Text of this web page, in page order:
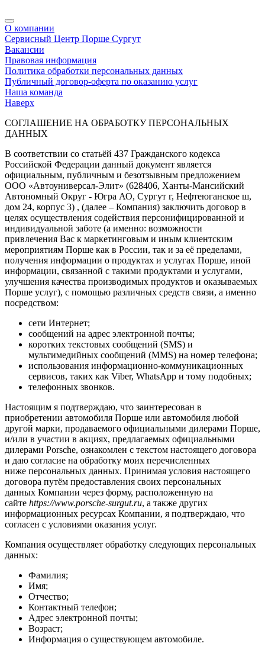
О компании
Сервисный Центр Порше Сургут
Вакансии
Правовая информация
Политика обработки персональных данных
Публичный договор-оферта по оказанию услуг
Наша команда
Наверх
СОГЛАШЕНИЕ НА ОБРАБОТКУ ПЕРСОНАЛЬНЫХ
ДАННЫХ
В соответствии со статьёй 437 Гражданского кодекса
Российской Федерации данный документ является
официальным, публичным и безотзывным предложением
ООО «Автоуниверсал-Элит» (628406, Ханты-Мансийский
Автономный Округ - Югра АО, Сургут г, Нефтеюганское ш,
дом 24, корпус 3) , (далее – Компания) заключить договор в
целях осуществления содействия персонифицированной и
индивидуальной заботе (а именно: возможности
привлечения Вас к маркетинговым и иным клиентским
мероприятиям Порше как в России, так и за её пределами,
получения информации о продуктах и услугах Порше, иной
информации, связанной с такими продуктами и услугами,
улучшения качества производимых продуктов и оказываемых
Порше услуг), с помощью различных средств связи, а именно
посредством:
сети Интернет;
сообщений на адрес электронной почты;
коротких текстовых сообщений (SMS) и
мультимедийных сообщений (MMS) на номер телефона;
использования информационно-коммуникационных
сервисов, таких как Viber, WhatsApp и тому подобных;
телефонных звонков.
Настоящим я подтверждаю, что заинтересован в
приобретении автомобиля Порше или автомобиля любой
другой марки, продаваемого официальными дилерами Порше,
и/или в участии в акциях, предлагаемых официальными
дилерами Porsche, ознакомлен с текстом настоящего договора
и даю согласие на обработку моих перечисленных
ниже персональных данных. Принимая условия настоящего
договора путём предоставления своих персональных
данных Компании через форму, расположенную на
сайте https://www.porsche-surgut.ru, а также других
информационных ресурсах Компании, я подтверждаю, что
согласен с условиями оказания услуг.
Компания осуществляет обработку следующих персональных
данных:
Фамилия;
Имя;
Отчество;
Контактный телефон;
Адрес электронной почты;
Возраст;
Информация о существующем автомобиле.